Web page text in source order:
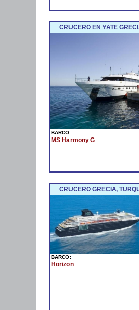
CRUCERO EN YATE
BARCO:
MS Harmony G
CRUCERO GRECIA,
BARCO:
Horizon